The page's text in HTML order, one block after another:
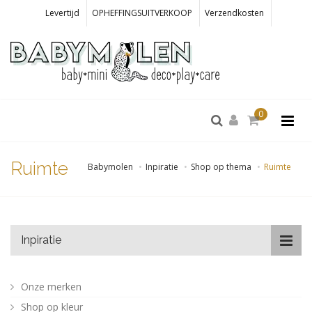
Levertijd OPHEFFINGSUITVERKOOP Verzendkosten
0
Babymolen Inpiratie Shop op thema Ruimte
Ruimte
Inpiratie
Onze merken
Shop op kleur